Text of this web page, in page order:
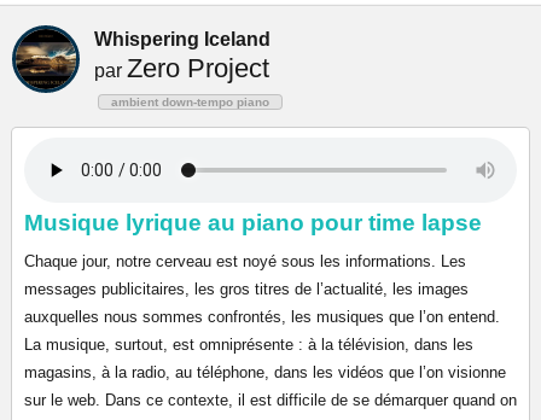
Whispering Iceland
par Zero Project
ambient down-tempo piano
Musique lyrique au piano pour time lapse
Chaque jour, notre cerveau est noyé sous les informations. Les
messages publicitaires, les gros titres de l’actualité, les images
auxquelles nous sommes confrontés, les musiques que l’on entend.
La musique, surtout, est omniprésente : à la télévision, dans les
magasins, à la radio, au téléphone, dans les vidéos que l’on visionne
sur le web. Dans ce contexte, il est difficile de se démarquer quand on